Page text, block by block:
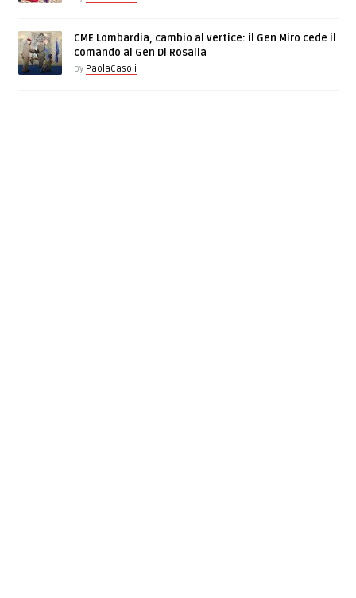
CME Lombardia, cambio al vertice: il Gen Miro cede il
comando al Gen Di Rosalia
by PaolaCasoli